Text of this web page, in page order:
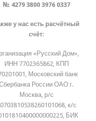
№ 4279 3800 3976 0337
у нас есть расчётный
счёт:
«Русский Дом»,
ИНН 7702365862, КПП
Московский банк
России ОАО г.
Москва, р/с
к/с
БИК